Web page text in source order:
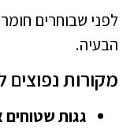
לפני שבוחרים
הבעיה.
מקורות נפוצים
גגות